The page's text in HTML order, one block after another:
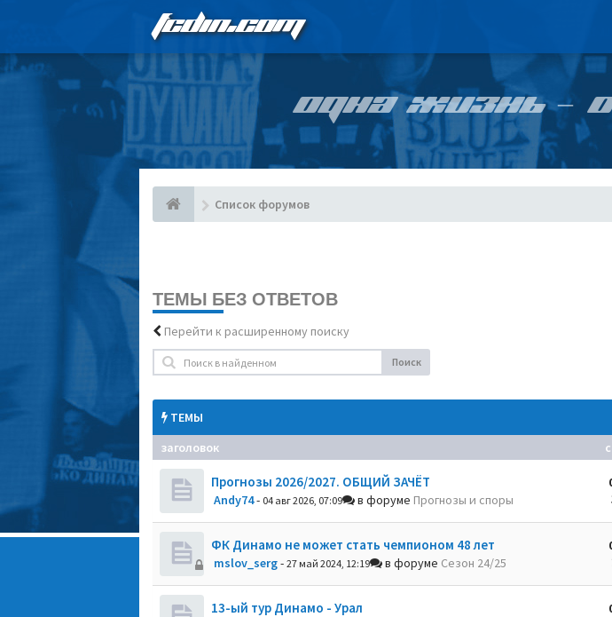
FCDIN.COM
ОДНА ЖИЗНЬ –
Список форумов
ТЕМЫ БЕЗ ОТВЕТОВ
Перейти к расширенному поиску
Поиск
ТЕМЫ
заголовок
Прогнозы 2026/2027. ОБЩИЙ ЗАЧЁТ
Andy74- 04 авг 2026, 07:09 в форуме Прогнозы и споры
ФК Динамо не может стать чемпионом 48 лет
mslov_serg- 27 май 2024, 12:19 в форуме Сезон 24/25
13-ый тур Динамо - Урал